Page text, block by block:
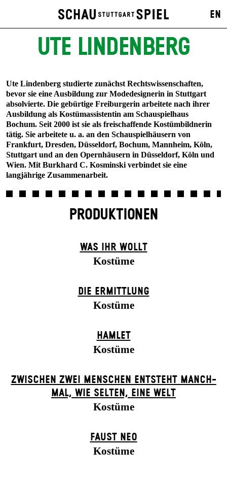
EN
UTE LINDENBERG
Ute Lindenberg studierte zunächst Rechtswissenschaften,
bevor sie eine Ausbildung zur Modedesignerin in Stuttgart
absolvierte. Die gebürtige Freiburgerin arbeitete nach ihrer
Ausbildung als Kostümassistentin am Schauspielhaus
Bochum. Seit 2000 ist sie als freischaffende Kostümbildnerin
tätig. Sie arbeitete u. a. an den Schauspielhäusern von
Frankfurt, Dresden, Düsseldorf, Bochum, Mannheim, Köln,
Stuttgart und an den Opernhäusern in Düsseldorf, Köln und
Wien. Mit Burkhard C. Kosminski verbindet sie eine
langjährige Zusammenarbeit.
PRODUKTIONEN
WAS IHR WOLLT
Kostüme
DIE ERMITTLUNG
Kostüme
HAMLET
Kostüme
ZWISCHEN ZWEI MENSCHEN ENT­STEHT MANCH­
MAL, WIE SELTEN, EINE WELT
Kostüme
FAUST NEO
Kostüme